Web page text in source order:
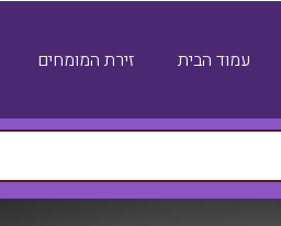
עמוד הבית זירת המומחים